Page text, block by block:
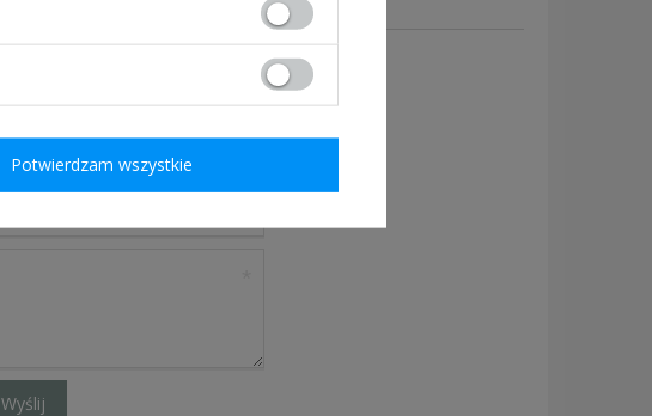
Wyślij
Potwierdzam wszystkie